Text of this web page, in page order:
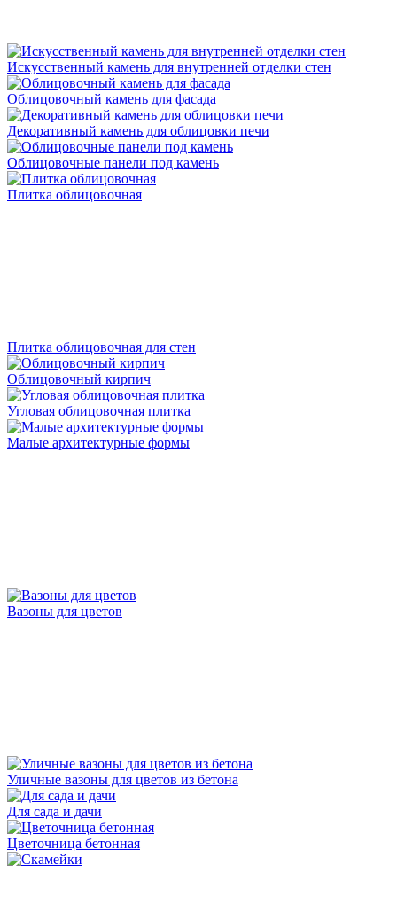
Искусственный камень для внутренней отделки стен
Облицовочный камень для фасада
Декоративный камень для облицовки печи
Облицовочные панели под камень
Плитка облицовочная
Плитка облицовочная для стен
Облицовочный кирпич
Угловая облицовочная плитка
Малые архитектурные формы
Вазоны для цветов
Уличные вазоны для цветов из бетона
Для сада и дачи
Цветочница бетонная